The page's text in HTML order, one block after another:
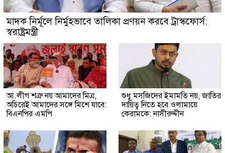
মাদক নির্মূলে নির্মুহভাবে তালিকা প্রণয়ন করবে ট্রাস্কফোর্স:
স্বরাষ্ট্রমন্ত্রী
আ.লীগ শত্রু নয় আমাদের মিত্র,
অচিরেই আমাদের সঙ্গে মিশে যাবে:
বিএনপির এমপি
শুধু মসজিদের ইমামতি নয়, জাতির
দায়িত্ব নিতে হবে ওলামায়ে
কেরামকে: নাসীরুদ্দীন